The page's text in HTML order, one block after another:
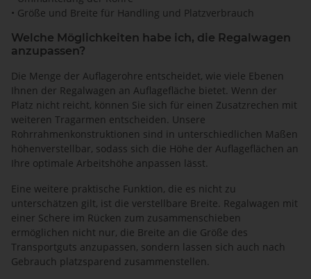
• Größe und Breite für Handling und Platzverbrauch
Welche Möglichkeiten habe ich, die Regalwagen
anzupassen?
Die Menge der Auflagerohre entscheidet, wie viele Ebenen
Ihnen der Regalwagen an Auflagefläche bietet. Wenn der
Platz nicht reicht, können Sie sich für einen Zusatzrechen mit
weiteren Tragarmen entscheiden. Unsere
Rohrrahmenkonstruktionen sind in unterschiedlichen Maßen
höhenverstellbar, sodass sich die Höhe der Auflageflächen an
Ihre optimale Arbeitshöhe anpassen lässt.
Eine weitere praktische Funktion, die es nicht zu
unterschätzen gilt, ist die verstellbare Breite. Regalwagen mit
einer Schere im Rücken zum zusammenschieben
ermöglichen nicht nur, die Breite an die Größe des
Transportguts anzupassen, sondern lassen sich auch nach
Gebrauch platzsparend zusammenstellen.